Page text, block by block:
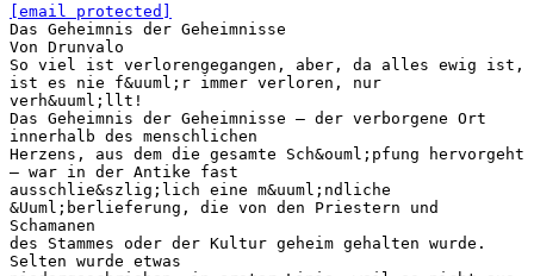
[email protected]
Das Geheimnis der Geheimnisse
Von Drunvalo
So viel ist verlorengegangen, aber, da alles ewig ist,
ist es nie f&uuml;r immer verloren, nur
verh&uuml;llt!
Das Geheimnis der Geheimnisse – der verborgene Ort
innerhalb des menschlichen
Herzens, aus dem die gesamte Sch&ouml;pfung hervorgeht
– war in der Antike fast
ausschlie&szlig;lich eine m&uuml;ndliche
&Uuml;berlieferung, die von den Priestern und
Schamanen
des Stammes oder der Kultur geheim gehalten wurde.
Selten wurde etwas